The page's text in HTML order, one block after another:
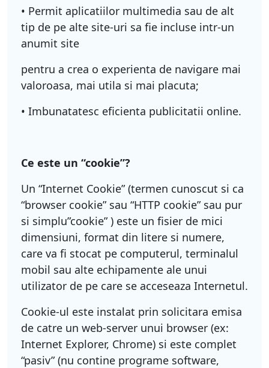
• Permit aplicatiilor multimedia sau de alt
tip de pe alte site-uri sa fie incluse intr-un
anumit site
pentru a crea o experienta de navigare mai
valoroasa, mai utila si mai placuta;
• Imbunatatesc eficienta publicitatii online.
Ce este un “cookie”?
Un “Internet Cookie” (termen cunoscut si ca
“browser cookie” sau “HTTP cookie” sau pur
si simplu”cookie” ) este un fisier de mici
dimensiuni, format din litere si numere,
care va fi stocat pe computerul, terminalul
mobil sau alte echipamente ale unui
utilizator de pe care se acceseaza Internetul.
Cookie-ul este instalat prin solicitara emisa
de catre un web-server unui browser (ex:
Internet Explorer, Chrome) si este complet
“pasiv” (nu contine programe software,